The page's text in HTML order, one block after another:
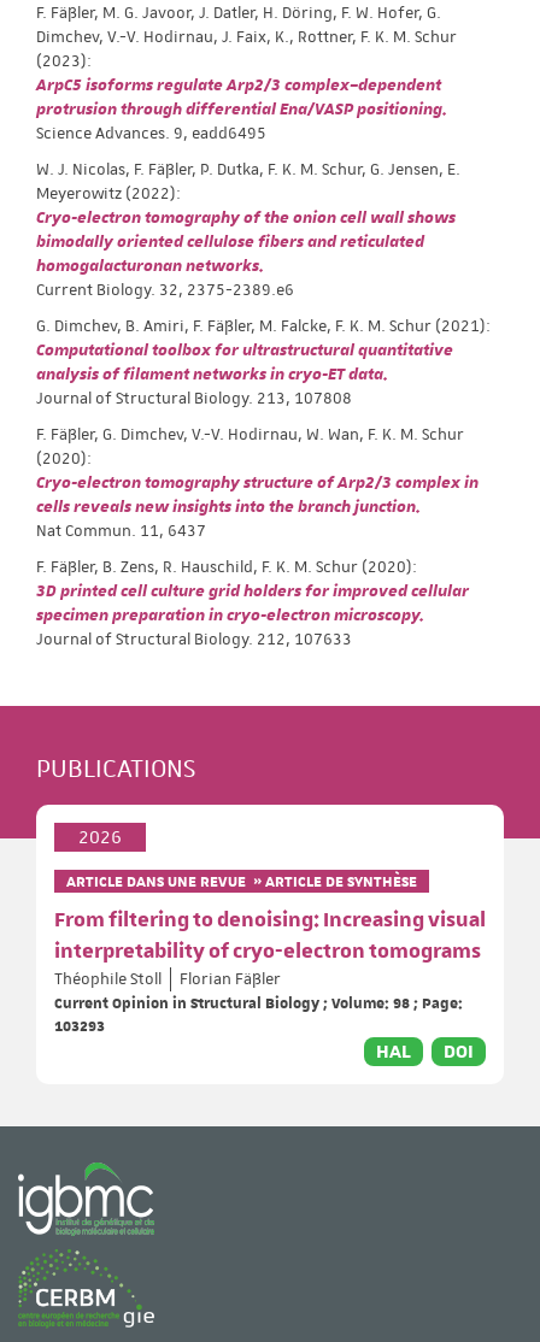
F. Fäßler, M. G. Javoor, J. Datler, H. Döring, F. W. Hofer, G.
Dimchev, V.-V. Hodirnau, J. Faix, K., Rottner, F. K. M. Schur
(2023):
ArpC5 isoforms regulate Arp2/3 complex–dependent
protrusion through differential Ena/VASP positioning.
Science Advances. 9, eadd6495
W. J. Nicolas, F. Fäßler, P. Dutka, F. K. M. Schur, G. Jensen, E.
Meyerowitz (2022):
Cryo-electron tomography of the onion cell wall shows
bimodally oriented cellulose fibers and reticulated
homogalacturonan networks.
Current Biology. 32, 2375-2389.e6
G. Dimchev, B. Amiri, F. Fäßler, M. Falcke, F. K. M. Schur (2021):
Computational toolbox for ultrastructural quantitative
analysis of filament networks in cryo-ET data.
Journal of Structural Biology. 213, 107808
F. Fäßler, G. Dimchev, V.-V. Hodirnau, W. Wan, F. K. M. Schur
(2020):
Cryo-electron tomography structure of Arp2/3 complex in
cells reveals new insights into the branch junction.
Nat Commun. 11, 6437
F. Fäßler, B. Zens, R. Hauschild, F. K. M. Schur (2020):
3D printed cell culture grid holders for improved cellular
specimen preparation in cryo-electron microscopy.
Journal of Structural Biology. 212, 107633
PUBLICATIONS
2026
ARTICLE DANS UNE REVUE » ARTICLE DE SYNTHÈSE
From filtering to denoising: Increasing visual
interpretability of cryo-electron tomograms
Théophile Stoll
Florian Fäßler
Current Opinion in Structural Biology ; Volume: 98 ; Page:
103293
HAL DOI